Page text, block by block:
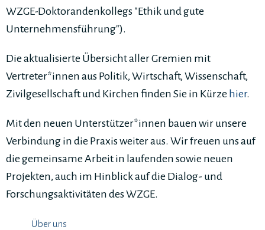
WZGE-Doktorandenkollegs "Ethik und gute
Unternehmensführung").
Die aktualisierte Übersicht aller Gremien mit
Vertreter*innen aus Politik, Wirtschaft, Wissenschaft,
Zivilgesellschaft und Kirchen finden Sie in Kürze hier.
Mit den neuen Unterstützer*innen bauen wir unsere
Verbindung in die Praxis weiter aus. Wir freuen uns auf
die gemeinsame Arbeit in laufenden sowie neuen
Projekten, auch im Hinblick auf die Dialog- und
Forschungsaktivitäten des WZGE.
Über uns